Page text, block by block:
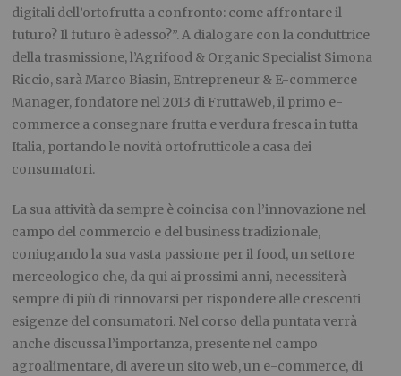
digitali dell’ortofrutta a confronto: come affrontare il
futuro? Il futuro è adesso?”. A dialogare con la conduttrice
della trasmissione, l’Agrifood & Organic Specialist Simona
Riccio, sarà Marco Biasin, Entrepreneur & E-commerce
Manager, fondatore nel 2013 di FruttaWeb, il primo e-
commerce a consegnare frutta e verdura fresca in tutta
Italia, portando le novità ortofrutticole a casa dei
consumatori.
La sua attività da sempre è coincisa con l’innovazione nel
campo del commercio e del business tradizionale,
coniugando la sua vasta passione per il food, un settore
merceologico che, da qui ai prossimi anni, necessiterà
sempre di più di rinnovarsi per rispondere alle crescenti
esigenze del consumatori. Nel corso della puntata verrà
anche discussa l’importanza, presente nel campo
agroalimentare, di avere un sito web, un e-commerce, di